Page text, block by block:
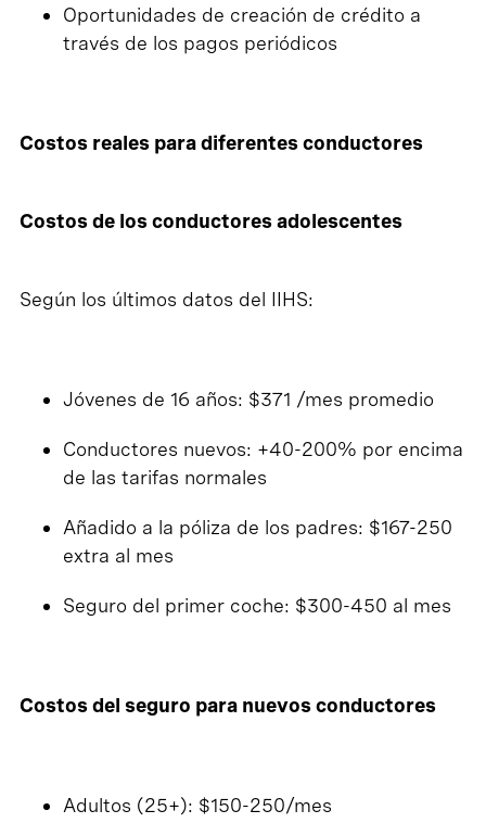
Oportunidades de creación de crédito a
través de los pagos periódicos
Costos reales para diferentes conductores
Costos de los conductores adolescentes
Según los últimos datos del IIHS:
Jóvenes de 16 años: $371 /mes promedio
Conductores nuevos: +40-200% por encima
de las tarifas normales
Añadido a la póliza de los padres: $167-250
extra al mes
Seguro del primer coche: $300-450 al mes
Costos del seguro para nuevos conductores
Adultos (25+): $150-250/mes